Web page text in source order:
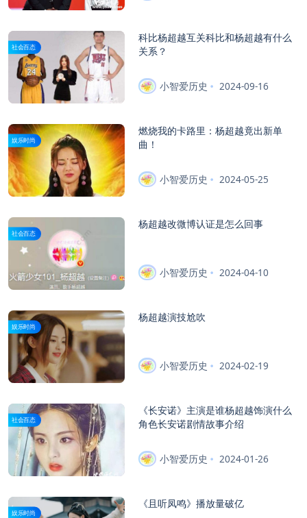
社会百态
科比杨超越互关科比和杨超越有什么
关系？
小智爱历史 2024-09-16
娱乐时尚
燃烧我的卡路里：杨超越竟出新单
曲！
小智爱历史 2024-05-25
社会百态
杨超越改微博认证是怎么回事
小智爱历史 2024-04-10
娱乐时尚
杨超越演技尬吹
小智爱历史 2024-02-19
社会百态
《长安诺》主演是谁杨超越饰演什么
角色长安诺剧情故事介绍
小智爱历史 2024-01-26
娱乐时尚
《且听凤鸣》播放量破亿